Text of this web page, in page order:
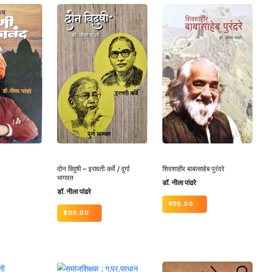
दोन विदुषी – इरावती कर्वे / दुर्गा
भागवत
डॉ. नीला पांढरे
200.00
शिवशाहीर बाबासाहेब पुरंदरे
डॉ. नीला पांढरे
100.00